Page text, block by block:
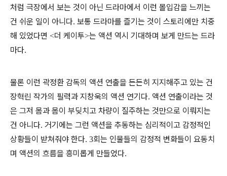
처럼 극장에서 보는 것이 아닌 드라마에서 이런 몰입감을 느끼는
건 쉬운 일이 아니다. 보통 드라마를 즐기는 것이 스토리에만 치중
해 있었다면 <더 케이투>는 액션 역시 기대하며 보게 만드는 드라
마다.
물론 이런 곽정환 감독의 액션 연출을 든든히 지지해주고 있는 건
장혁린 작가의 필력과 지창욱의 액션 연기다. 액션 연출이라는 것
은 그저 몸과 몸이 부딪치고 차량이 질주하는 것만으로 이뤄지는
건 아니다. 거기에는 그런 액션을 추동하는 심리적이고 감정적인
상황들이 받쳐줘야 한다. 3회는 인물들의 감정적 변화들이 요동치
며 액션의 흐름을 흥미롭게 만들었다.